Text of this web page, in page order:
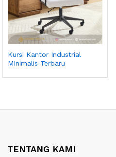
Kursi Kantor Industrial
MInimalis Terbaru
TENTANG KAMI